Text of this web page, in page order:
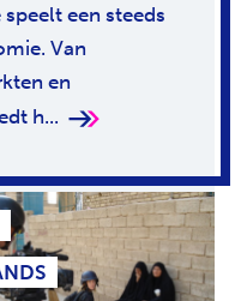
een steeds
Van
en
h...